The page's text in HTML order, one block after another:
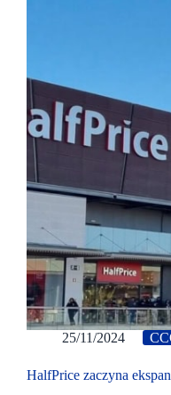
25/11/2024
HalfPrice zaczyna